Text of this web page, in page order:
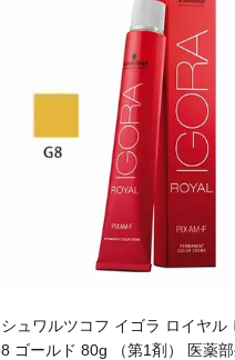
シュワルツコフ イゴラ ロイヤル
8 ゴールド 80g （第1剤） 医薬